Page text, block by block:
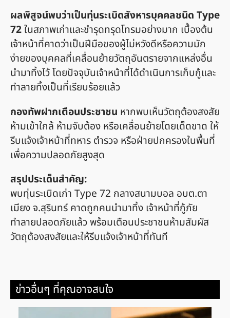
ผลพิสูจน์พบว่าเป็นทุ่นระเบิดสังหารบุคคลชนิด Type
72ในสภาพเก่าและชำรุดทรุดโทรมอย่างมาก เบื้องต้น
เจ้าหน้าที่คาดว่าเป็นฝีมือของผู้ไม่หวังดีหรือความมัก
ง่ายของบุคคลที่เคลื่อนย้ายวัตถุอันตรายจากแหล่งอื่น
นำมาทิ้งไว้ โดยปัจจุบันเจ้าหน้าที่ได้ดำเนินการเก็บกู้และ
ทำลายทิ้งเป็นที่เรียบร้อยแล้ว
กองทัพฝากเตือนประชาชน หากพบเห็นวัตถุต้องสงสัย
ห้ามเข้าใกล้ ห้ามจับต้อง หรือเคลื่อนย้ายโดยเด็ดขาด ให้
รีบแจ้งเจ้าหน้าที่ทหาร ตำรวจ หรือฝ่ายปกครองในพื้นที่
เพื่อความปลอดภัยสูงสุด
สรุปประเด็นสำคัญ:
พบทุ่นระเบิดเก่า Type 72 กลางสนามบอล อบต.ตา
เมียง จ.สุรินทร์ คาดถูกคนนำมาทิ้ง เจ้าหน้าที่กู้ภัย
ทำลายปลอดภัยแล้ว พร้อมเตือนประชาชนห้ามสัมผัส
วัตถุต้องสงสัยและให้รีบแจ้งเจ้าหน้าที่ทันที
ข่าวอื่นๆ ที่คุณอาจสนใจ